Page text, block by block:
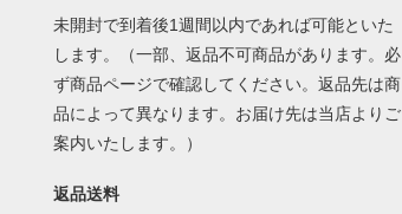
未開封で到着後1週間以内であれば可能といた
します。（一部、返品不可商品があります。必
ず商品ページで確認してください。返品先は商
品によって異なります。お届け先は当店よりご
案内いたします。）
返品送料